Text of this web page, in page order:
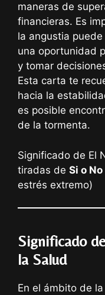
maneras de
financieras. Es
la angustia
una oportunidad
y tomar
Esta carta te
hacia la
es posible
de la tormenta.
Significado de El
tiradas de Si o No
estrés extremo)
Significado
la Salud
En el ámbito de